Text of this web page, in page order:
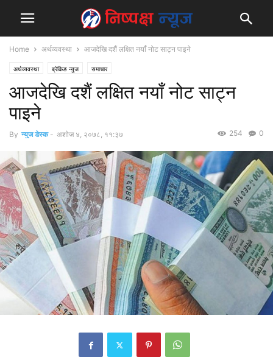
Home अर्थव्यवस्था आजदेखि दशैं लक्षित नयाँ नोट साट्न पाइने
अर्थव्यवस्था ब्रेकिङ न्युज समाचार
आजदेखि दशैं लक्षित नयाँ नोट साट्न
पाइने
By न्युज डेस्क - अशोज ४, २०७८, ११:३७ 0
254